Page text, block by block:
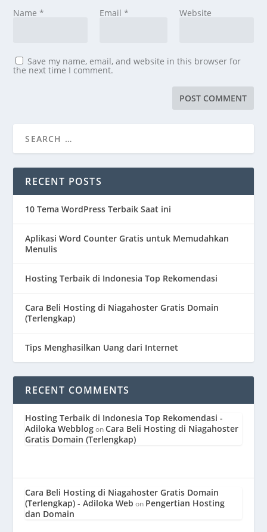
Name* Email * Website
Save my name, email, and website in this browser for
the next time I comment.
RECENT POSTS
10 Tema WordPress Terbaik Saat ini
Aplikasi Word Counter Gratis untuk Memudahkan
Menulis
Hosting Terbaik di Indonesia Top Rekomendasi
Cara Beli Hosting di Niagahoster Gratis Domain
(Terlengkap)
Tips Menghasilkan Uang dari Internet
RECENT COMMENTS
Hosting Terbaik di Indonesia Top Rekomendasi -
Adiloka WebblogonCara Beli Hosting di Niagahoster
Gratis Domain (Terlengkap)
Cara Beli Hosting di Niagahoster Gratis Domain
(Terlengkap) - Adiloka Web on Pengertian Hosting
dan Domain